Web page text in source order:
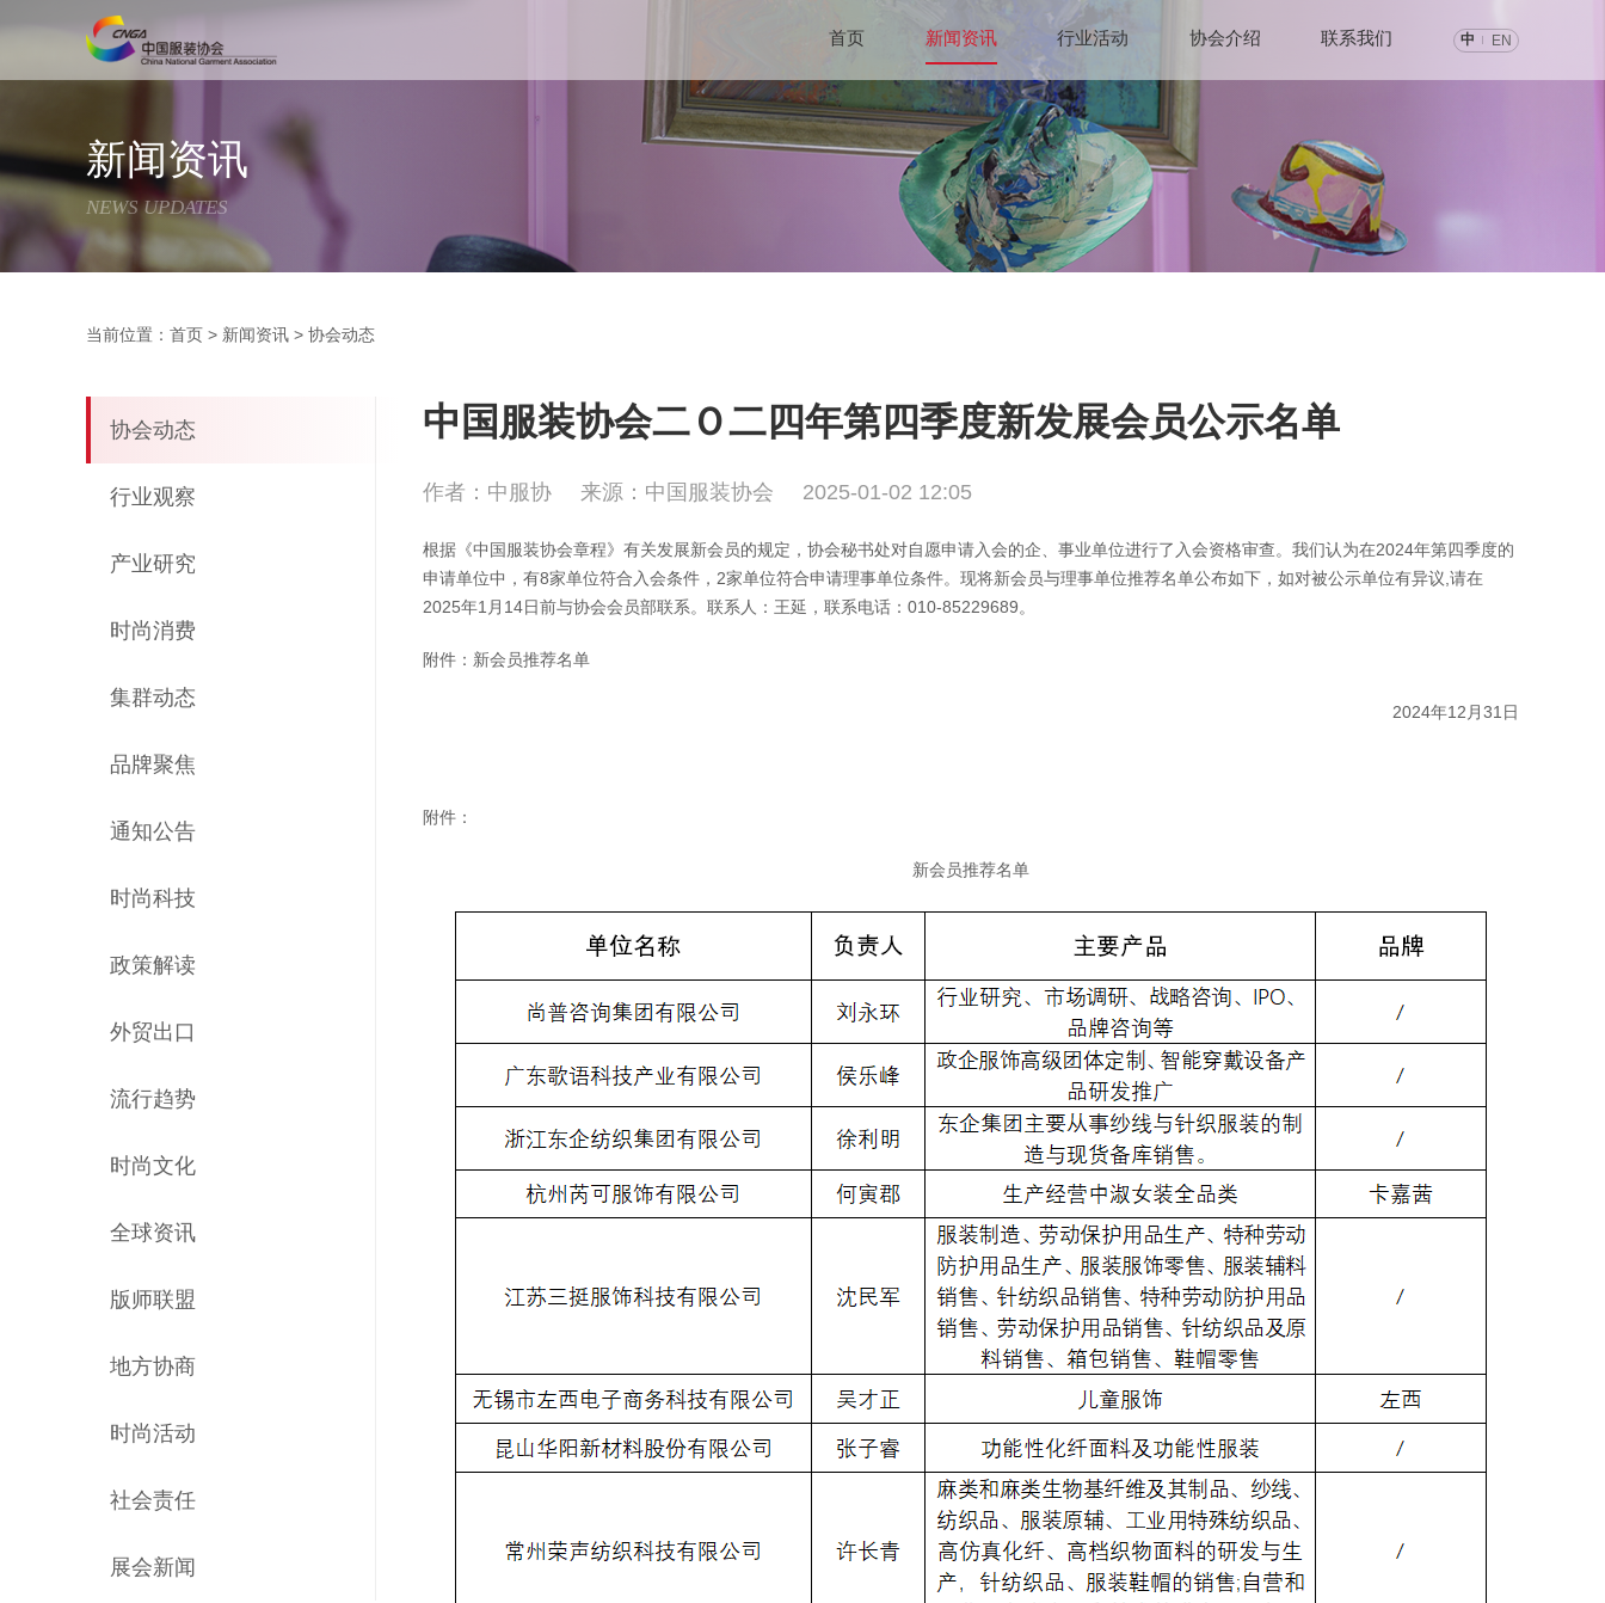
首页 新闻资讯 行业活动 协会介绍 联系我们 中 EN
新闻资讯
NEWS UPDATES
当前位置： 首页 > 新闻资讯 > 协会动态
协会动态
行业观察
产业研究
时尚消费
集群动态
品牌聚焦
通知公告
时尚科技
政策解读
外贸出口
流行趋势
时尚文化
全球资讯
版师联盟
地方协商
时尚活动
社会责任
展会新闻
中国服装协会二Ｏ二四年第四季度新发展会员公示名单
作者：中服协 来源：中国服装协会 2025-01-02 12:05
根据《中国服装协会章程》有关发展新会员的规定，协会秘书处对自愿申请入会的企、事业单位进行了入会资格审查。我们认为在2024年第四季度的
申请单位中，有8家单位符合入会条件，2家单位符合申请理事单位条件。现将新会员与理事单位推荐名单公布如下，如对被公示单位有异议,请在
2025年1月14日前与协会会员部联系。联系人：王延，联系电话：010-85229689。
附件：新会员推荐名单
2024年12月31日
附件：
新会员推荐名单